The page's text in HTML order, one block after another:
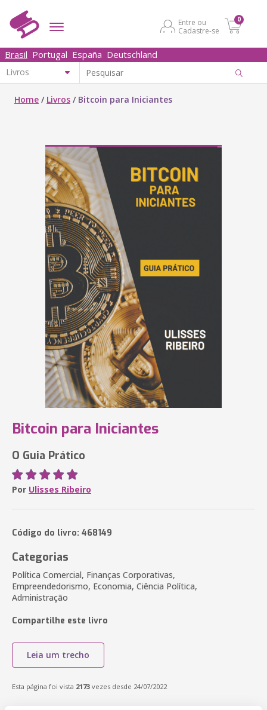
Entre ou
Cadastre-se
0
Brasil Portugal España Deutschland
Home / Livros / Bitcoin para Iniciantes
Bitcoin para Iniciantes
O Guia Prático
Por Ulisses Ribeiro
Código do livro: 468149
Categorias
Política Comercial, Finanças Corporativas,
Empreendedorismo, Economia, Ciência Política,
Administração
Compartilhe este livro
Leia um trecho
Esta página foi vista 2173 vezes desde 24/07/2022